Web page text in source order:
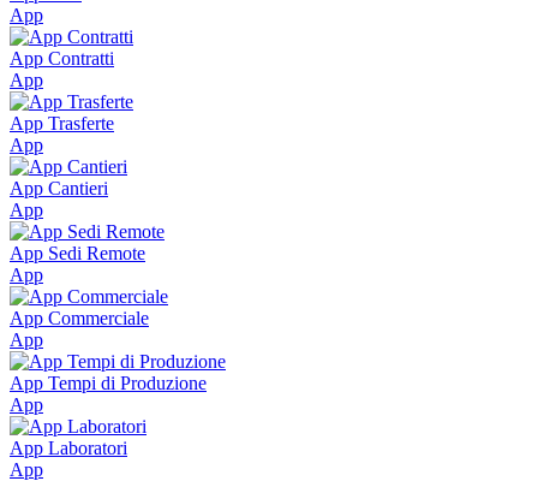
App
App Contratti
App
App Trasferte
App
App Cantieri
App
App Sedi Remote
App
App Commerciale
App
App Tempi di Produzione
App
App Laboratori
App